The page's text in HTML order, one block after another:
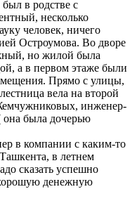
в родстве с
несколько
человек, ничего
Остроумова. Во дворе
но жилой была
а в первом этаже были
Прямо с улицы,
вела на второй
инженер-
была дочерью
в компании с каким-то
в летнем
сказать успешно
денежную